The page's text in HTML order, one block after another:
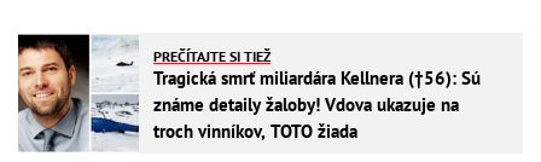
PREČÍTAJTE SI TIEŽ
Tragická smrť miliardára Kellnera (†56): Sú
známe detaily žaloby! Vdova ukazuje na
troch vinníkov, TOTO žiada